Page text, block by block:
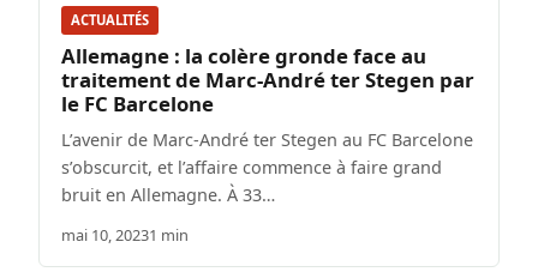
ACTUALITÉS
Allemagne : la colère gronde face au
traitement de Marc-André ter Stegen par
le FC Barcelone
L’avenir de Marc-André ter Stegen au FC Barcelone
s’obscurcit, et l’affaire commence à faire grand
bruit en Allemagne. À 33…
mai 10, 20231 min